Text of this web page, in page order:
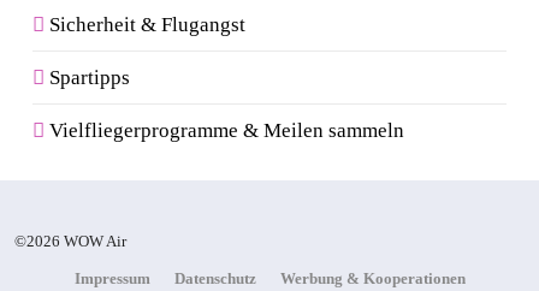
Sicherheit & Flugangst
Spartipps
Vielfliegerprogramme & Meilen sammeln
©2026 WOW Air
Impressum Datenschutz Werbung & Kooperationen